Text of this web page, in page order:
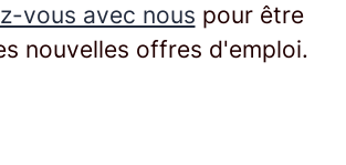
vous avec nous pour être
nouvelles offres d'emploi.